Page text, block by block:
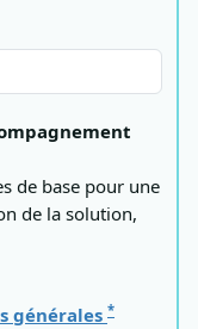
de base pour une
de la solution,
générales *